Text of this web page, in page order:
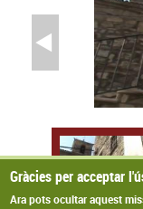
Gràcies per acceptar
Ara pots ocultar aquest